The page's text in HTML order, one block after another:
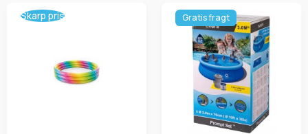
Skarp pris Gratis fragt